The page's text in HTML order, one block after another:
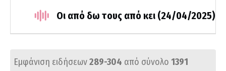
Οι από δω τους από κει (24/04/2025)
Εμφάνιση ειδήσεων289-304 από σύνολο 1391